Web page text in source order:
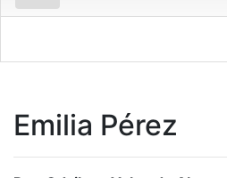
Emilia Pérez